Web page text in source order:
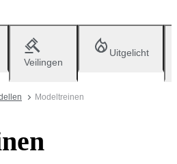
Veilingen
Uitgelicht
Modeltreinen